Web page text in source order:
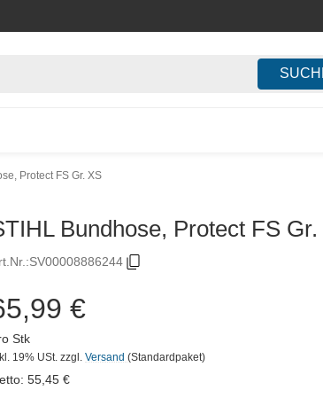
Protect FS Gr. XS
Bundhose, Protect FS
SV00008886244
€
Stk
19% USt. zzgl. Versand (Standardpaket)
55,45 €